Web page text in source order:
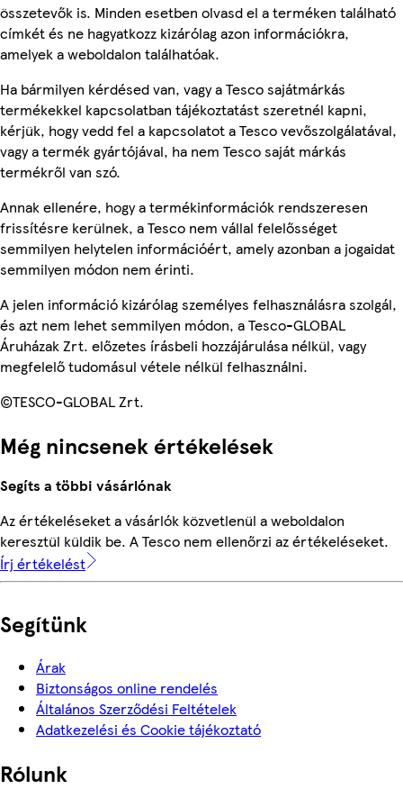
összetevők is. Minden esetben olvasd el a terméken található
címkét és ne hagyatkozz kizárólag azon információkra,
amelyek a weboldalon találhatóak.
Ha bármilyen kérdésed van, vagy a Tesco sajátmárkás
termékekkel kapcsolatban tájékoztatást szeretnél kapni,
kérjük, hogy vedd fel a kapcsolatot a Tesco vevőszolgálatával,
vagy a termék gyártójával, ha nem Tesco saját márkás
termékről van szó.
Annak ellenére, hogy a termékinformációk rendszeresen
frissítésre kerülnek, a Tesco nem vállal felelősséget
semmilyen helytelen információért, amely azonban a jogaidat
semmilyen módon nem érinti.
A jelen információ kizárólag személyes felhasználásra szolgál,
és azt nem lehet semmilyen módon, a Tesco-GLOBAL
Áruházak Zrt. előzetes írásbeli hozzájárulása nélkül, vagy
megfelelő tudomásul vétele nélkül felhasználni.
©TESCO-GLOBAL Zrt.
Még nincsenek értékelések
Segíts a többi vásárlónak
Az értékeléseket a vásárlók közvetlenül a weboldalon
keresztül küldik be. A Tesco nem ellenőrzi az értékeléseket.
Írj értékelést
Segítünk
Árak
Biztonságos online rendelés
Általános Szerződési Feltételek
Adatkezelési és Cookie tájékoztató
Rólunk